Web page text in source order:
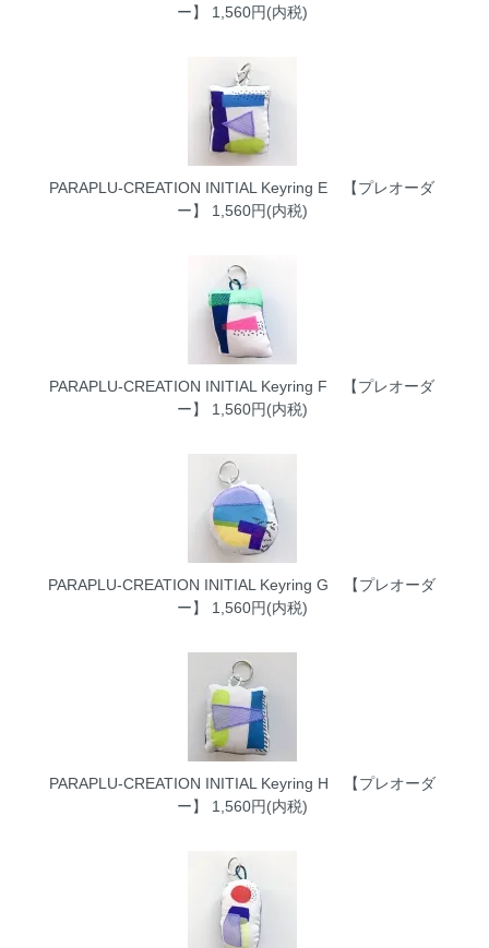
ー】
1,560円(内税)
PARAPLU-CREATION INITIAL Keyring E 【プレオーダ
ー】
1,560円(内税)
PARAPLU-CREATION INITIAL Keyring F 【プレオーダ
ー】
1,560円(内税)
PARAPLU-CREATION INITIAL Keyring G 【プレオーダ
ー】
1,560円(内税)
PARAPLU-CREATION INITIAL Keyring H 【プレオーダ
ー】
1,560円(内税)